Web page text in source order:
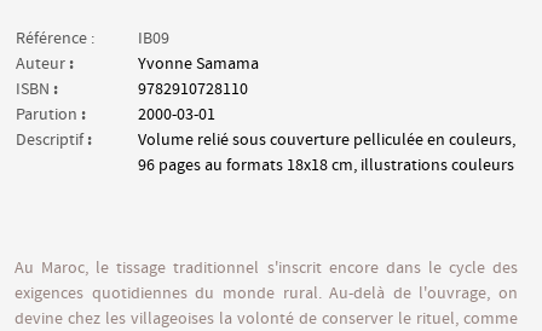
Référence :
IB09
Auteur :
Yvonne Samama
ISBN :
9782910728110
Parution :
2000-03-01
Descriptif:
Volume relié sous couverture pelliculée en couleurs,
96 pages au formats 18x18 cm, illustrations couleurs
Au Maroc, le tissage traditionnel s'inscrit encore dans le cycle des
exigences quotidiennes du monde rural. Au-delà de l'ouvrage, on
devine chez les villageoises la volonté de conserver le rituel, comme